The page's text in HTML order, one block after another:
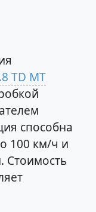
TD MT
способна
100 км/ч и
Стоимость